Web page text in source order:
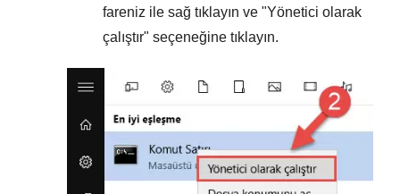
fareniz ile sağ tıklayın ve "Yönetici olarak
çalıştır" seçeneğine tıklayın.